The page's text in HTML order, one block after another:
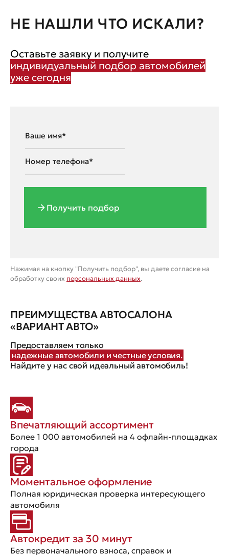
НЕ НАШЛИ ЧТО ИСКАЛИ?
Оставьте заявку и получите
индивидуальный подбор автомобилей
уже сегодня
Получить подбор
Нажимая на кнопку "Получить подбор", вы даете согласие на
обработку своих персональных данных.
ПРЕИМУЩЕСТВА АВТОСАЛОНА
«ВАРИАНТ АВТО»
Предоставляем только
надежные автомобили и честные условия.
Найдите у нас свой идеальный автомобиль!
Впечатляющий ассортимент
Более 1 000 автомобилей на 4 офлайн-площадках
города
Моментальное оформление
Полная юридическая проверка интересующего
автомобиля
Автокредит за 30 минут
Без первоначального взноса, справок и